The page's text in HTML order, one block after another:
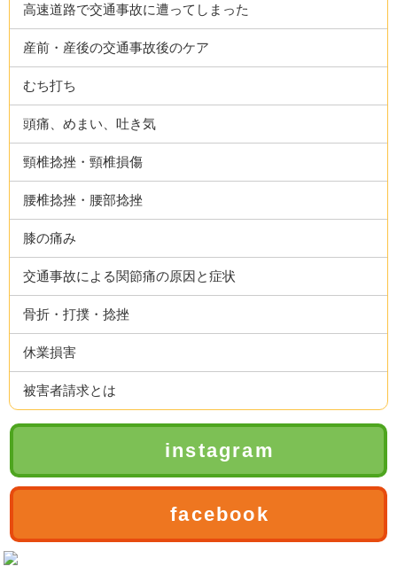
高速道路で交通事故に遭ってしまった
産前・産後の交通事故後のケア
むち打ち
頭痛、めまい、吐き気
頸椎捻挫・頸椎損傷
腰椎捻挫・腰部捻挫
膝の痛み
交通事故による関節痛の原因と症状
骨折・打撲・捻挫
休業損害
被害者請求とは
instagram
facebook